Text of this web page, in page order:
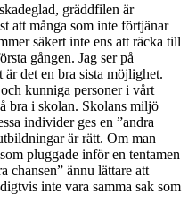
gräddfilen är
att många som inte förtjänar
säkert inte ens att räcka till
gången. Jag ser på
det en bra sista möjlighet.
kunniga personer i vårt
bra i skolan. Skolans miljö
individer ges en ”andra
är rätt. Om man
pluggade inför en tentamen
chansen” ännu lättare att
inte vara samma sak som